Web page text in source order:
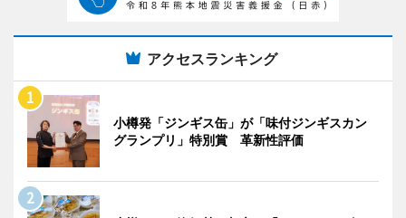
アクセスランキング
小樽発「ジンギス缶」が「味付ジンギスカン
グランプリ」特別賞 革新性評価